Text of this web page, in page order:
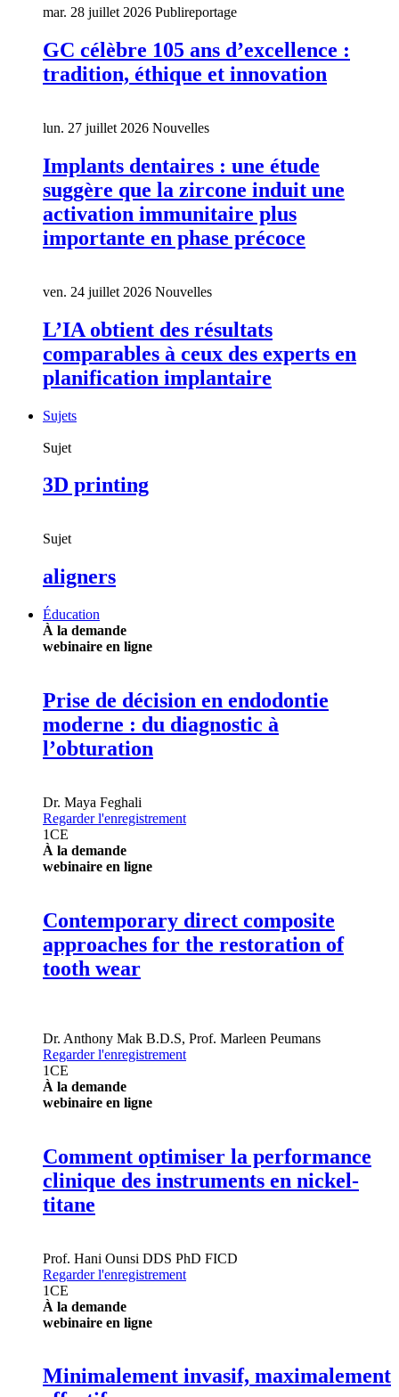
mar. 28 juillet 2026 Publireportage
GC célèbre 105 ans d’excellence :
tradition, éthique et innovation
lun. 27 juillet 2026 Nouvelles
Implants dentaires : une étude
suggère que la zircone induit une
activation immunitaire plus
importante en phase précoce
ven. 24 juillet 2026 Nouvelles
L’IA obtient des résultats
comparables à ceux des experts en
planification implantaire
Sujets
Sujet
3D printing
Sujet
aligners
Éducation
À la demande
webinaire en ligne
Prise de décision en endodontie
moderne : du diagnostic à
l’obturation
Dr. Maya Feghali
Regarder l'enregistrement
1CE
À la demande
webinaire en ligne
Contemporary direct composite
approaches for the restoration of
tooth wear
Dr. Anthony Mak B.D.S, Prof. Marleen Peumans
Regarder l'enregistrement
1CE
À la demande
webinaire en ligne
Comment optimiser la performance
clinique des instruments en nickel-
titane
Prof. Hani Ounsi DDS PhD FICD
Regarder l'enregistrement
1CE
À la demande
webinaire en ligne
Minimalement invasif, maximalement